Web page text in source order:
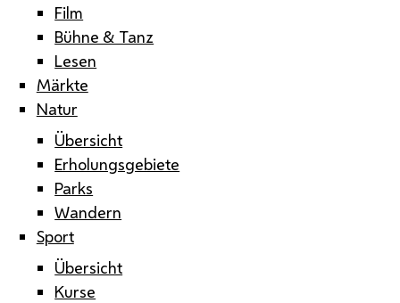
Film
Bühne & Tanz
Lesen
Märkte
Natur
Übersicht
Erholungsgebiete
Parks
Wandern
Sport
Übersicht
Kurse